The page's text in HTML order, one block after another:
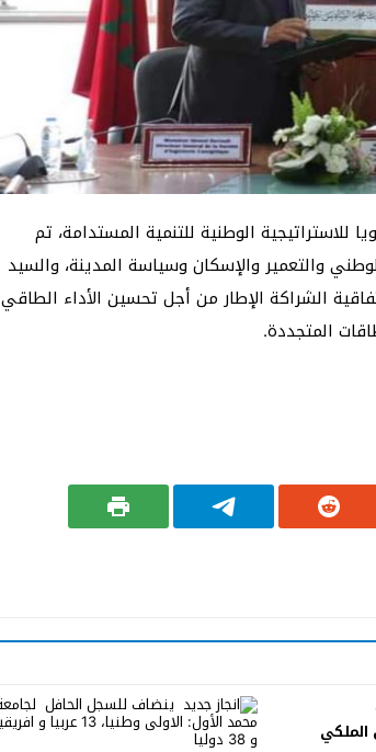
للاستراتيجية الوطنية للتنمية المستدامة، تم
والتعمير والإسكان وسياسة المدينة، والسيد
الشراكة الإطار من أجل تحسين الأداء الطاقي
المتجددة.
الملكي